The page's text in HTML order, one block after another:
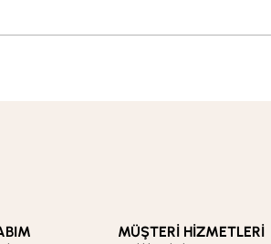
MÜŞTERİ HİZMETLERİ